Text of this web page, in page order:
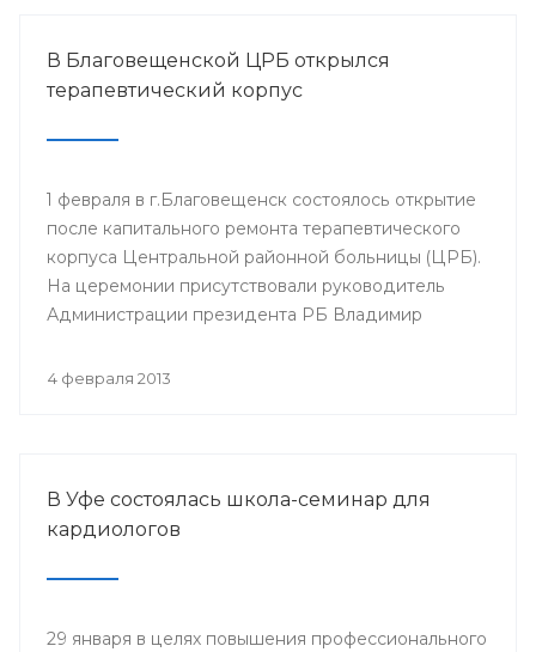
В Благовещенской ЦРБ открылся
терапевтический корпус
1 февраля в г.Благовещенск состоялось открытие
после капитального ремонта терапевтического
корпуса Центральной районной больницы (ЦРБ).
На церемонии присутствовали руководитель
Администрации президента РБ Владимир
Шебаев, глава администрации МР
4 февраля 2013
В Уфе состоялась школа-семинар для
кардиологов
29 января в целях повышения профессионального